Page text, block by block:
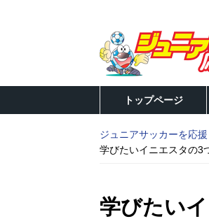
トップページ
ジュニアサッカーを応援
学びたいイニエスタの3
学びたい